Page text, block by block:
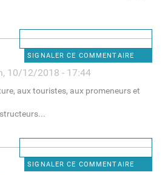
SIGNALER CE COMMENTAIRE
10/12/2018 - 17:44
aux touristes, aux promeneurs et
SIGNALER CE COMMENTAIRE